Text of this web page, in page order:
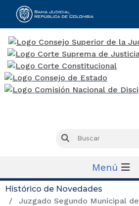
Buscar
Menú
Histórico de Novedades
Juzgado Segundo Municipal de